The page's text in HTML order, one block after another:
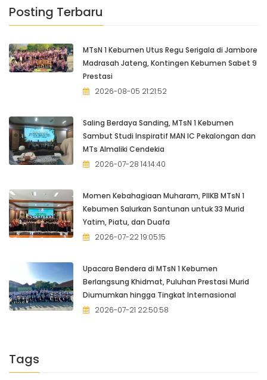
Posting Terbaru
MTsN 1 Kebumen Utus Regu Serigala di Jambore
Madrasah Jateng, Kontingen Kebumen Sabet 9
Prestasi
2026-08-05 21:21:52
Saling Berdaya Sanding, MTsN 1 Kebumen
Sambut Studi Inspiratif MAN IC Pekalongan dan
MTs Almaliki Cendekia
2026-07-28 14:14:40
Momen Kebahagiaan Muharam, PIIKB MTsN 1
Kebumen Salurkan Santunan untuk 33 Murid
Yatim, Piatu, dan Duafa
2026-07-22 19:05:15
Upacara Bendera di MTsN 1 Kebumen
Berlangsung Khidmat, Puluhan Prestasi Murid
Diumumkan hingga Tingkat Internasional
2026-07-21 22:50:58
Tags